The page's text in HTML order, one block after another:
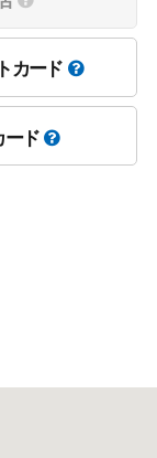
カード
ード